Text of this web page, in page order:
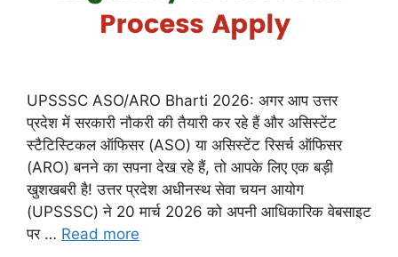
UPSSSC ASO/ARO Bharti 2026: अगर आप उत्तर
प्रदेश में सरकारी नौकरी की तैयारी कर रहे हैं और असिस्टेंट
स्टैटिस्टिकल ऑफिसर (ASO) या असिस्टेंट रिसर्च ऑफिसर
(ARO) बनने का सपना देख रहे हैं, तो आपके लिए एक बड़ी
खुशखबरी है! उत्तर प्रदेश अधीनस्थ सेवा चयन आयोग
(UPSSSC) ने 20 मार्च 2026 को अपनी आधिकारिक वेबसाइट
पर … Read more